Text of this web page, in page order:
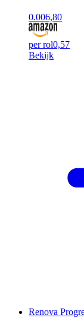
0.006,80
per rol0,57
Bekijk
Renova